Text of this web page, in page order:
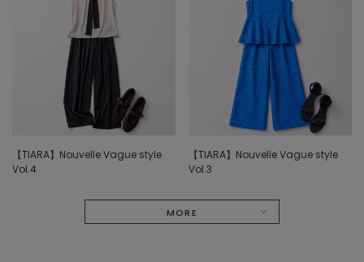
【TIARA】Nouvelle Vague style
Vol.4
【TIARA】Nouvelle Vague style
Vol.3
MORE